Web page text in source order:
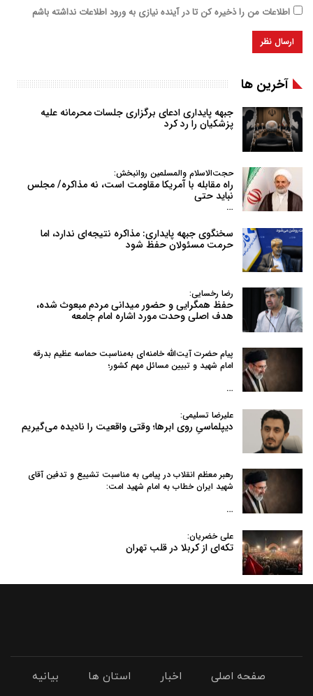
اطلاعات من را ذخیره کن تا در آینده نیازی به ورود اطلاعات نداشته باشم
آخرین ها
جبهه پایداری ادعای برگزاری جلسات محرمانه علیه
پزشکیان را رد کرد
حجت‌الاسلام والمسلمین روانبخش:
راه مقابله با آمریکا مقاومت است، نه مذاکره/ مجلس
نباید حتی
…
سخنگوی جبهه پایداری: مذاکره نتیجه‌ای ندارد، اما
حرمت مسئولان حفظ شود
رضا رخسایی:
حفظ همگرایی و حضور میدانی مردم مبعوث شده،
هدف اصلی وحدت مورد اشاره امام جامعه
پیام حضرت آیت‌الله خامنه‌ای به‌مناسبت حماسه عظیم بدرقه
امام شهید و تبیین مسائل مهم کشور؛
…
علیرضا تسلیمی:
دیپلماسیِ روی ابرها؛ وقتی واقعیت را نادیده می‌گیریم
رهبر معظم انقلاب در پیامی به‌ مناسبت تشییع و تدفین آقای
شهید ایران خطاب به امام شهید امت:
…
علی خضریان:
تکه‌ای از کربلا در قلب تهران
صفحه اصلی اخبار استان ها
بیانیه